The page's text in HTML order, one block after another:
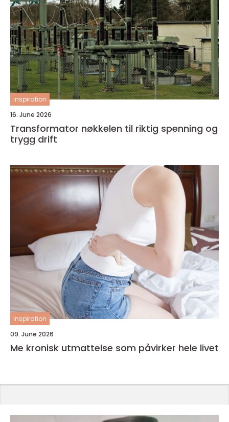
inspiration
16. June 2026
Transformator nøkkelen til riktig spenning og
trygg drift
inspiration
09. June 2026
Me kronisk utmattelse som påvirker hele livet